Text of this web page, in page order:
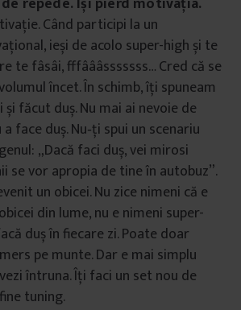
Când participi la un
ieși de acolo super-high și te
te fâsâi, fffâââsssssss… Cred că se
încet. În schimb, îți spuneam
făcut duș. Nu mai ai nevoie de
face duș. Nu‑ți spui un scenariu
„Dacă faci duș, vei mirosi
se vor apropia de tine în autobuz”.
un obicei. Nu zice nimeni că e
din lume, nu e nimeni super-
duș în fiecare zi. Poate doar
pe munte. Dar e mai simplu
întruna. Îți faci un set nou de
tuning.